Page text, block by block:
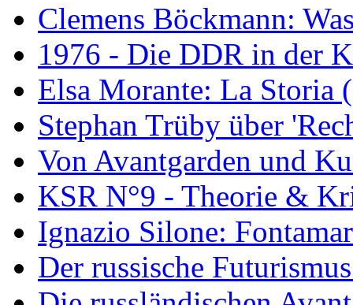
Clemens Böckmann:
1976 - Die DDR in der
Elsa Morante: La Storia
Stephan Trüby über
Von Avantgarden und
KSR N°9 - Theorie &
Ignazio Silone:
Der russische